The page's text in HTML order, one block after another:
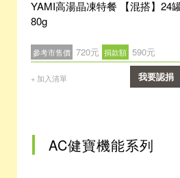
YAMI高湯晶凍特餐 【混搭】24
80g
參考市售價 720元 捐款額 590元
+ 加入清單 我要認捐
AC健寶機能系列